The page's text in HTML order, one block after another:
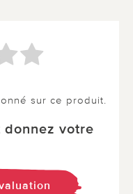
sur ce produit.
votre